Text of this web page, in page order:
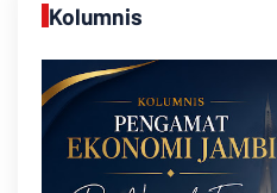
Kolumnis